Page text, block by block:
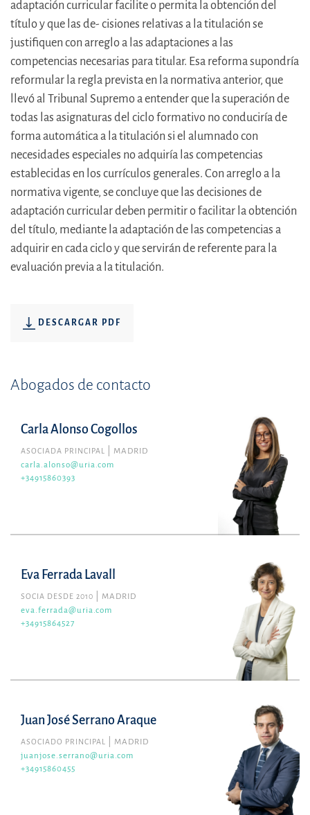
adaptación curricular facilite o permita la obtención del
título y que las de- cisiones relativas a la titulación se
justifiquen con arreglo a las adaptaciones a las
competencias necesarias para titular. Esa reforma supondría
reformular la regla prevista en la normativa anterior, que
llevó al Tribunal Supremo a entender que la superación de
todas las asignaturas del ciclo formativo no conduciría de
forma automática a la titulación si el alumnado con
necesidades especiales no adquiría las competencias
establecidas en los currículos generales. Con arreglo a la
normativa vigente, se concluye que las decisiones de
adaptación curricular deben permitir o facilitar la obtención
del título, mediante la adaptación de las competencias a
adquirir en cada ciclo y que servirán de referente para la
evaluación previa a la titulación.
DESCARGAR PDF
Abogados de contacto
Carla Alonso Cogollos
ASOCIADA PRINCIPAL
MADRID
carla.alonso@uria.com
+34915860393
Eva Ferrada Lavall
SOCIA DESDE 2010
MADRID
eva.ferrada@uria.com
+34915864527
Juan José Serrano Araque
ASOCIADO PRINCIPAL
MADRID
juanjose.serrano@uria.com
+34915860455